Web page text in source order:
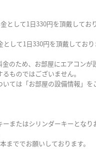
として1日330円を頂戴してお
として1日330円を頂戴しており
のため、お部屋にエアコンが
ものではございません。
ては「お部屋の設備情報」を
ーまたはシリンダーキーとなり
まででお願いしております。